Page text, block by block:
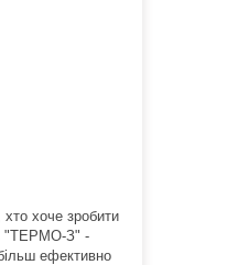
хоче зробити
"ТЕРМО-З" -
ефективно